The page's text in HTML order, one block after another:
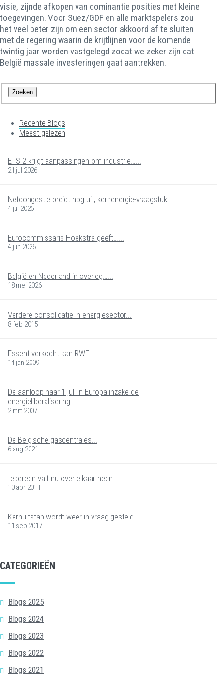
visie, zijnde afkopen van dominantie posities met kleine
toegevingen. Voor Suez/GDF en alle marktspelers zou
het veel beter zijn om een sector akkoord af te sluiten
met de regering waarin de krijtlijnen voor de komende
twintig jaar worden vastgelegd zodat we zeker zijn dat
België massale investeringen gaat aantrekken.
Recente Blogs
Meest gelezen
ETS-2 krijgt aanpassingen om industrie…...
21 jul 2026
Netcongestie breidt nog uit, kernenergie-vraagstuk…...
4 jul 2026
Eurocommissaris Hoekstra geeft…...
4 jun 2026
België en Nederland in overleg…...
18 mei 2026
Verdere consolidatie in energiesector...
8 feb 2015
Essent verkocht aan RWE...
14 jan 2009
De aanloop naar 1 juli in Europa inzake de
energieliberalisering....
2 mrt 2007
De Belgische gascentrales...
6 aug 2021
Iedereen valt nu over elkaar heen...
10 apr 2011
Kernuitstap wordt weer in vraag gesteld...
11 sep 2017
CATEGORIEËN
Blogs 2025
Blogs 2024
Blogs 2023
Blogs 2022
Blogs 2021